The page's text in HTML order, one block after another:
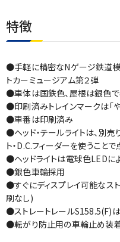
特徴
●手軽に精密なNゲージ鉄道模
トカーミュージアム第２弾
●車体は国鉄色、屋根は銀色
●印刷済みトレインマークは「
●車番は印刷済み
●ヘッド・テールライトは、別
ト・D.C.フィーダーを使うこと
●ヘッドライトは電球色LEDに
●銀色車輪採用
●すぐにディスプレイ可能なス
刷なし)
●ストレートレールS158.5(F)
●転がり防止用の車輪止め装